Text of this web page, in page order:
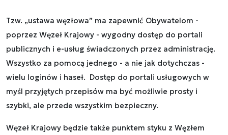
Tzw. „ustawa węzłowa” ma zapewnić Obywatelom -
poprzez Węzeł Krajowy - wygodny dostęp do portali
publicznych i e-usług świadczonych przez administrację.
Wszystko za pomocą jednego - a nie jak dotychczas -
wielu loginów i haseł. Dostęp do portali usługowych w
myśl przyjętych przepisów ma być możliwie prosty i
szybki, ale przede wszystkim bezpieczny.
Węzeł Krajowy będzie także punktem styku z Węzłem